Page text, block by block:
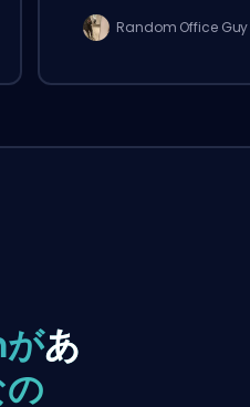
againRandom Office Guy
あ